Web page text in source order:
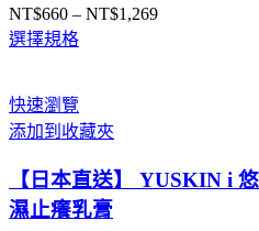
NT$660 – NT$1,269價
選擇規格
快速瀏覽
添加到收藏夾
【日本直送】 YUSKIN i
濕止癢乳膏